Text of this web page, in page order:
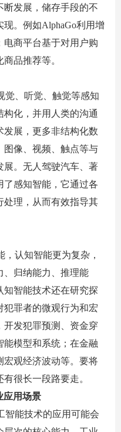
断发展，储存手段的不
现。例如AlphaGo利用增
电商平台基于对用户购
品推荐等。
觉、听觉、触觉等感知
化，并用人类的沟通
发展，更多非结构化数
图像、视频、触点等与
展。无人驾驶汽车、著
了感知智能，它通过各
处理，从而有效指导其
认知智能更为复杂，
、归纳能力、推理能
知智能技术还在研究探
犯罪者的微观行为和宏
开发犯罪预测、资金穿
能模型和系统；在金融
宏观经济波动等。要将
很长一段路要走。
应用场景
智能技术的应用可能会